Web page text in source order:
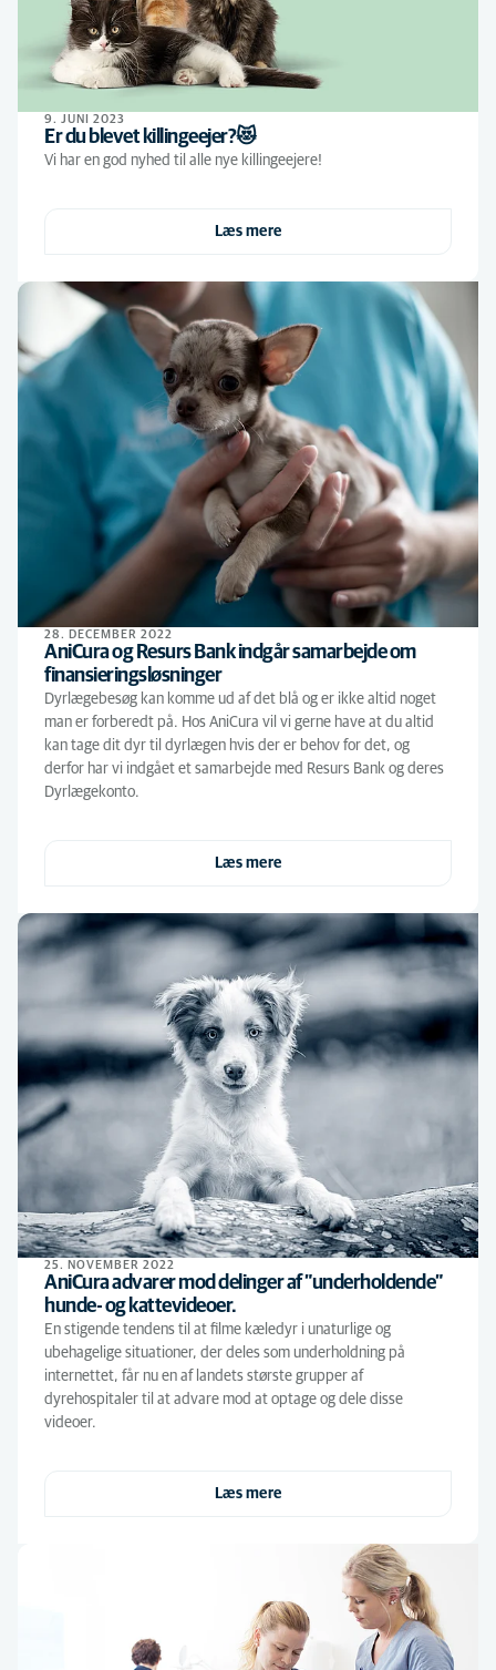
9. JUNI 2023
Er du blevet killingeejer?😻
Vi har en god nyhed til alle nye killingeejere!
Læs mere
28. DECEMBER 2022
AniCura og Resurs Bank indgår samarbejde om
finansieringsløsninger
Dyrlægebesøg kan komme ud af det blå og er ikke altid noget
man er forberedt på. Hos AniCura vil vi gerne have at du altid
kan tage dit dyr til dyrlægen hvis der er behov for det, og
derfor har vi indgået et samarbejde med Resurs Bank og deres
Dyrlægekonto.
Læs mere
25. NOVEMBER 2022
AniCura advarer mod delinger af ”underholdende”
hunde- og kattevideoer.
En stigende tendens til at filme kæledyr i unaturlige og
ubehagelige situationer, der deles som underholdning på
internettet, får nu en af landets største grupper af
dyrehospitaler til at advare mod at optage og dele disse
videoer.
Læs mere